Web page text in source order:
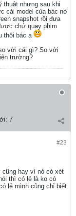
thuật nhưng sau khi
cái model của bác nó
snapshot rồi đưa
chứ quay phim
thôi bác ạ
với cái gì? So với
trường?
7
#23
hay vì nó có xét
thì có lẻ là ko có
lẻ mình cũng chỉ biết